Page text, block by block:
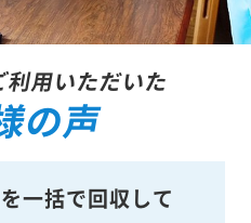
用いただいた
の声
一括で回収して